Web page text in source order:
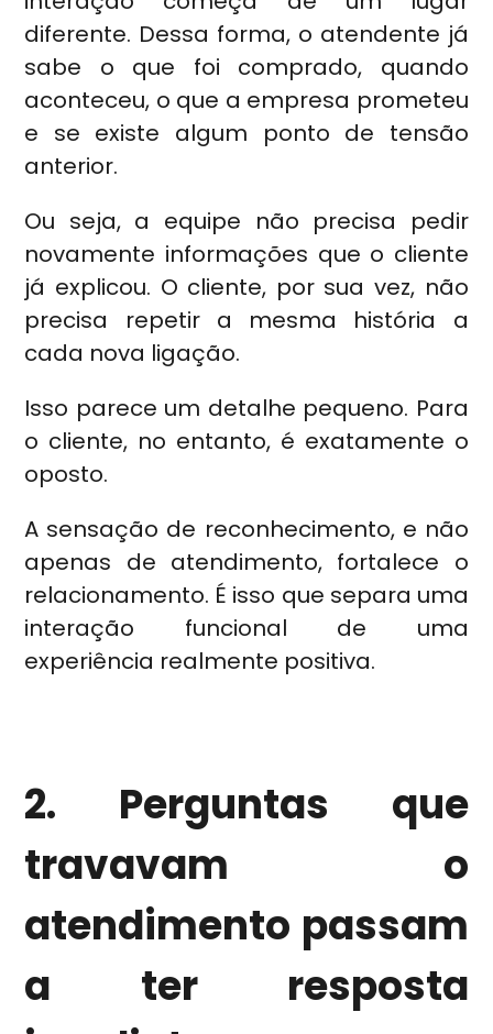
diferente. Dessa forma, o atendente já
sabe o que foi comprado, quando
aconteceu, o que a empresa prometeu
e se existe algum ponto de tensão
anterior.
Ou seja, a equipe não precisa pedir
novamente informações que o cliente
já explicou. O cliente, por sua vez, não
precisa repetir a mesma história a
cada nova ligação.
Isso parece um detalhe pequeno. Para
o cliente, no entanto, é exatamente o
oposto.
A sensação de reconhecimento, e não
apenas de atendimento, fortalece o
relacionamento. É isso que separa uma
interação funcional de uma
experiência realmente positiva.
2. Perguntas que
travavam o
atendimento passam
a ter resposta